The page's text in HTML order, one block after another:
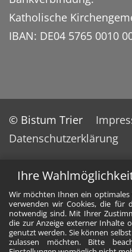
Ihre
Wir möchten Ihnen ein optimales
verwenden wir Cookies, die für
notwendig sind. Mit Ihrer
die zur Anzeige externer Inhalte
genutzt werden. Sie können
zulassen möchten. Bitte
Katholische
IBAN: DE04 5765 0010
© Bistum Trier
Datenschutzerklärung